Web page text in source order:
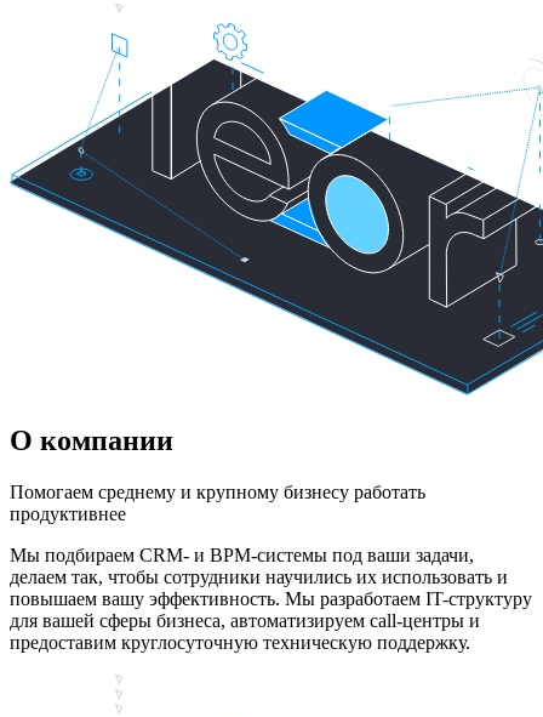
О компании
Помогаем среднему и крупному бизнесу работать
продуктивнее
Мы подбираем CRM- и BPM-системы под ваши задачи,
делаем так, чтобы сотрудники научились их использовать и
повышаем вашу эффективность. Мы разработаем IT-структуру
для вашей сферы бизнеса, автоматизируем call-центры и
предоставим круглосуточную техническую поддержку.